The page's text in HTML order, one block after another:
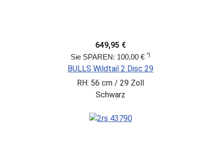
649,95 €
Sie SPAREN: 100,00 € *)
BULLS Wildtail 2 Disc 29
RH: 56 cm / 29 Zoll
Schwarz